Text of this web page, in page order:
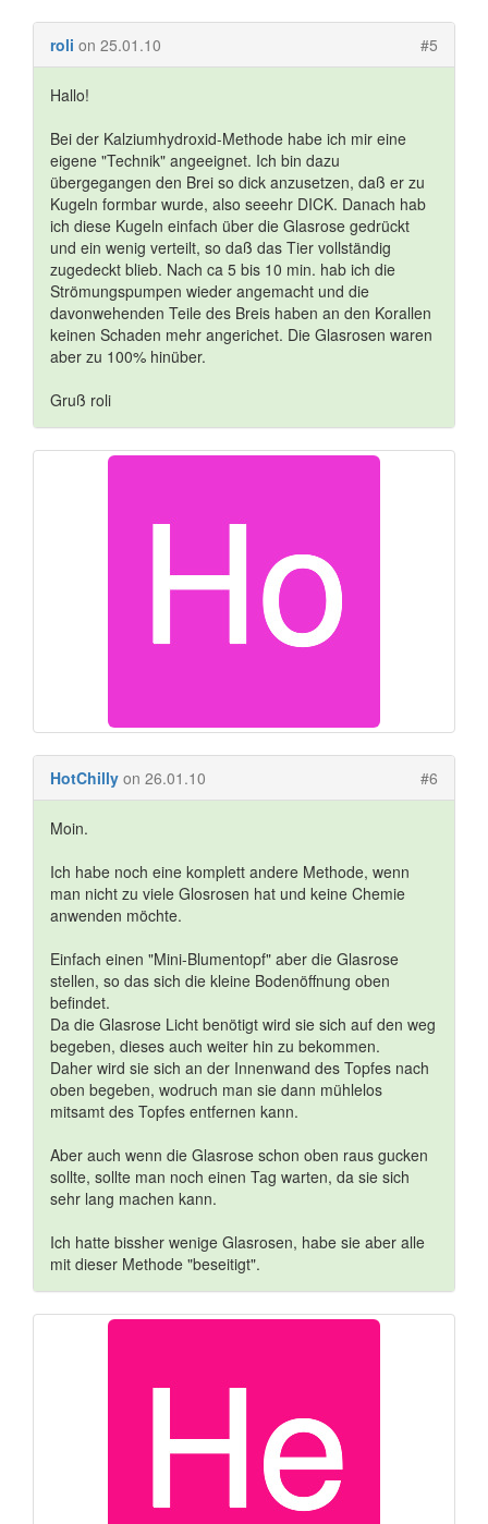
roli on 25.01.10 #5
Hallo!
Bei der Kalziumhydroxid-Methode habe ich mir eine
eigene "Technik" angeeignet. Ich bin dazu
übergegangen den Brei so dick anzusetzen, daß er zu
Kugeln formbar wurde, also seeehr DICK. Danach hab
ich diese Kugeln einfach über die Glasrose gedrückt
und ein wenig verteilt, so daß das Tier vollständig
zugedeckt blieb. Nach ca 5 bis 10 min. hab ich die
Strömungspumpen wieder angemacht und die
davonwehenden Teile des Breis haben an den Korallen
keinen Schaden mehr angerichet. Die Glasrosen waren
aber zu 100% hinüber.
Gruß roli
HotChilly on 26.01.10 #6
Moin.
Ich habe noch eine komplett andere Methode, wenn
man nicht zu viele Glosrosen hat und keine Chemie
anwenden möchte.
Einfach einen "Mini-Blumentopf" aber die Glasrose
stellen, so das sich die kleine Bodenöffnung oben
befindet.
Da die Glasrose Licht benötigt wird sie sich auf den weg
begeben, dieses auch weiter hin zu bekommen.
Daher wird sie sich an der Innenwand des Topfes nach
oben begeben, wodruch man sie dann mühlelos
mitsamt des Topfes entfernen kann.
Aber auch wenn die Glasrose schon oben raus gucken
sollte, sollte man noch einen Tag warten, da sie sich
sehr lang machen kann.
Ich hatte bissher wenige Glasrosen, habe sie aber alle
mit dieser Methode "beseitigt".